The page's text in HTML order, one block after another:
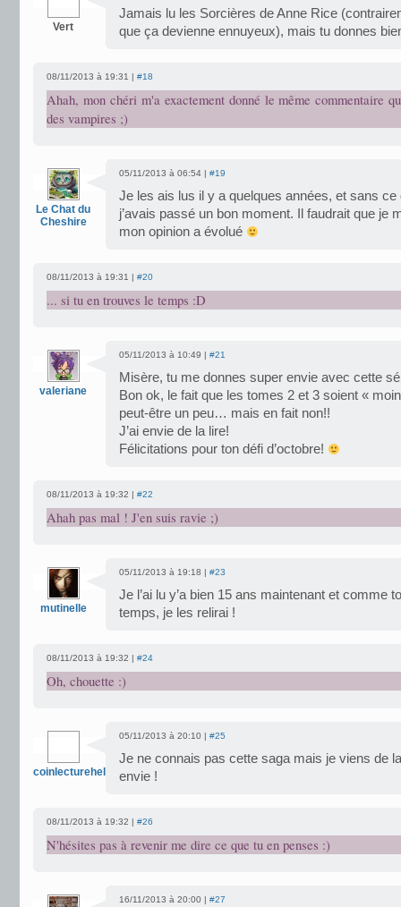
Vert
Jamais lu les Sorcières de Anne Rice
que ça devienne ennuyeux), mais tu donnes
08/11/2013 à 19:31 | #18
Ahah, mon chéri m'a exactement donné le même commentaire
des vampires ;)
Le Chat du
Cheshire
05/11/2013 à 06:54 | #19
Je les ais lus il y a quelques années, et sans ce
j’avais passé un bon moment. Il faudrait que je
mon opinion a évolué
08/11/2013 à 19:31 | #20
... si tu en trouves le temps :D
valeriane
05/11/2013 à 10:49 | #21
Misère, tu me donnes super envie avec cette
Bon ok, le fait que les tomes 2 et 3 soient «
peut-être un peu… mais en fait non!!
J’ai envie de la lire!
Félicitations pour ton défi d’octobre!
08/11/2013 à 19:32 | #22
Ahah pas mal ! J'en suis ravie ;)
mutinelle
05/11/2013 à 19:18 | #23
Je l’ai lu y’a bien 15 ans maintenant et comme
temps, je les relirai !
08/11/2013 à 19:32 | #24
Oh, chouette :)
coinlectureheloise
05/11/2013 à 20:10 | #25
Je ne connais pas cette saga mais je viens de
envie !
08/11/2013 à 19:32 | #26
N'hésites pas à revenir me dire ce que tu en penses :)
16/11/2013 à 20:00 | #27